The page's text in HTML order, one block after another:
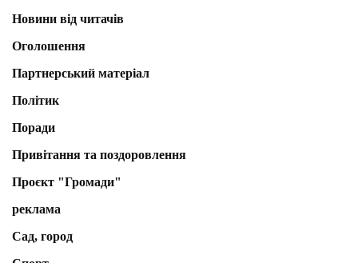
Новини від читачів
Оголошення
Партнерський матеріал
Політик
Поради
Привітання та поздоровлення
Проєкт "Громади"
реклама
Сад, город